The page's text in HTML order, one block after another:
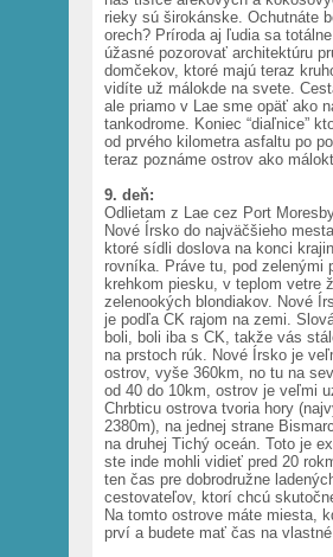
rieky sú širokánske. Ochutnáte
orech? Príroda aj ľudia sa
úžasné pozorovať architektúru
domčekov, ktoré majú teraz
vidíte už málokde na svete.
ale priamo v Lae sme opäť ako
tankodrome. Koniec “diaľnice”
od prvého kilometra asfaltu po
teraz poznáme ostrov ako
9. deň:
Odlietam z Lae cez Port
Nové Írsko do najväčšieho
ktoré sídli doslova na konci
rovníka. Práve tu, pod zelenými
krehkom piesku, v teplom vetre
zelenookých blondiakov. Nové
je podľa CK rajom na zemi.
boli, boli iba s CK, takže vás
na prstoch rúk. Nové Írsko je
ostrov, vyše 360km, no tu na
od 40 do 10km, ostrov je veľmi
Chrbticu ostrova tvoria hory
2380m), na jednej strane
na druhej Tichý oceán. Toto je
ste inde mohli vidieť pred 20
ten čas pre dobrodružne
cestovateľov, ktorí chcú
Na tomto ostrove máte miesta,
prví a budete mať čas na vlastné